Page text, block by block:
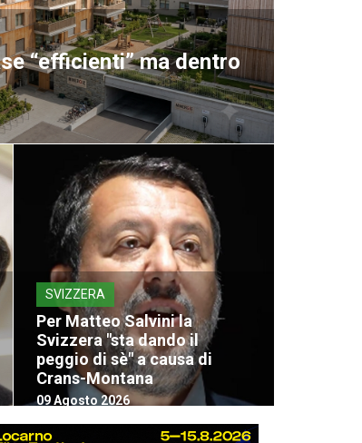
“efficienti” ma dentro
SVIZZERA
Per Matteo Salvini la
Svizzera "sta dando il
peggio di sè" a causa di
Crans-Montana
09 Agosto 2026